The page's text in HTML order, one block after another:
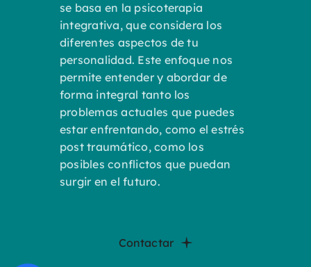
se basa en la psicoterapia
integrativa, que considera los
diferentes aspectos de tu
personalidad. Este enfoque nos
permite entender y abordar de
forma integral tanto los
problemas actuales que puedes
estar enfrentando, como el estrés
post traumático, como los
posibles conflictos que puedan
surgir en el futuro.
Contactar